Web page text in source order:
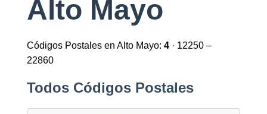
Alto Mayo
Códigos Postales en Alto Mayo: 4· 12250 –
22860
Todos Códigos Postales